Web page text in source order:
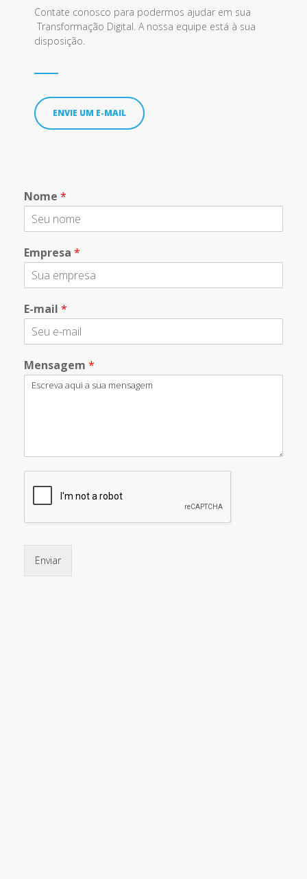
Contate conosco para podermos ajudar em sua
Transformação Digital. A nossa equipe está à sua
disposição.
ENVIE UM E-MAIL
Nome *
Empresa *
E-mail *
Mensagem *
Enviar